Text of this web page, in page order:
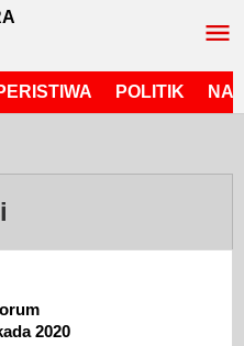
POLITIK
2020